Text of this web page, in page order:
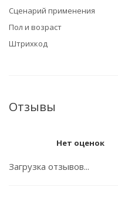
Сценарий применения
Пол и возраст
Штрихкод
Отзывы
Нет оценок
Загрузка отзывов...